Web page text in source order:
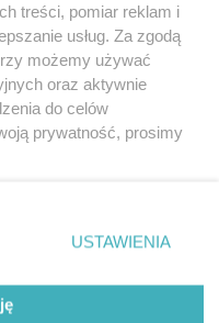
korzystania z portali
sięz nami
treści, pomiar reklam i
usług. Za zgodą
możemy używać
oraz aktywnie
do celów
prywatność, prosimy
dolnym rogu strony
danych nie wymagają
sprzeciwić się
będą miały
USTAWIENIA